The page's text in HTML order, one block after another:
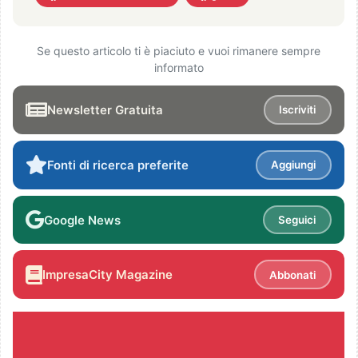
Se questo articolo ti è piaciuto e vuoi rimanere sempre
informato
Newsletter Gratuita Iscriviti
Fonti di ricerca preferite Aggiungi
Google News Seguici
ImpresaCity Magazine Abbonati